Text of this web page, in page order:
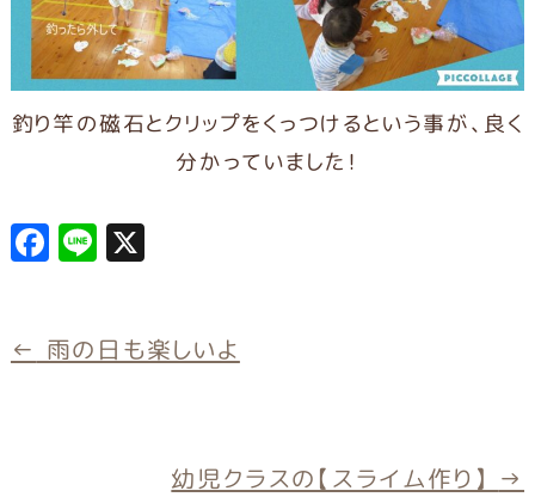
釣り竿の磁石とクリップをくっつけるという事が、良く
分かっていました！
F
e
L X
← 雨の日も楽しいよ
幼児クラスの【スライム作り】 →